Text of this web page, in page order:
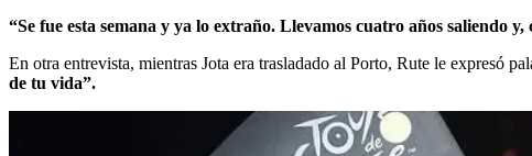
“Se fue esta semana y ya lo extraño. Llevamos cuatro años saliendo
En otra entrevista, mientras Jota era trasladado al Porto, Rute le expresó
de tu vida”.